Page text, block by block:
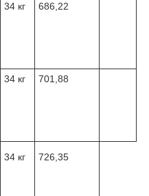
34 кг 686,22
34 кг 701,88
34 кг 726,35